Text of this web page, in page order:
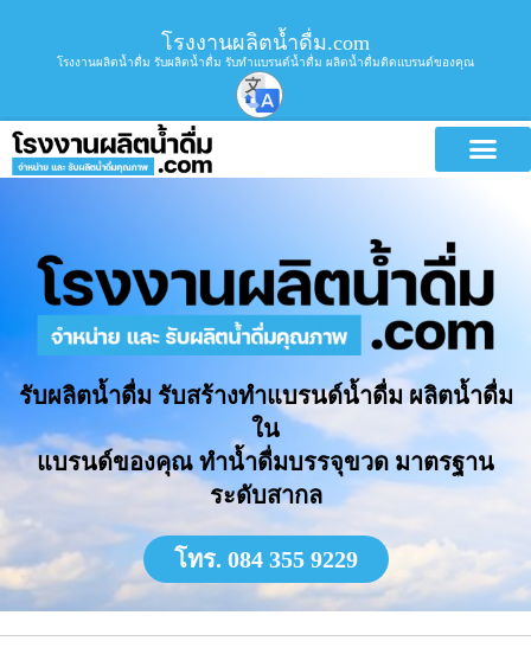
โรงงานผลิตน้ำดื่ม.com
โรงงานผลิตน้ำดื่ม รับผลิตน้ำดื่ม รับทำแบรนด์น้ำดื่ม ผลิตน้ำดื่มติดแบรนด์ของคุณ
รับผลิตน้ำดื่ม รับสร้างทำแบรนด์น้ำดื่ม ผลิตน้ำดื่ม
ใน
แบรนด์ของคุณ ทำน้ำดื่มบรรจุขวด มาตรฐาน
ระดับสากล
โทร. 084 355 9229